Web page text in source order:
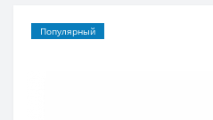
Популярный